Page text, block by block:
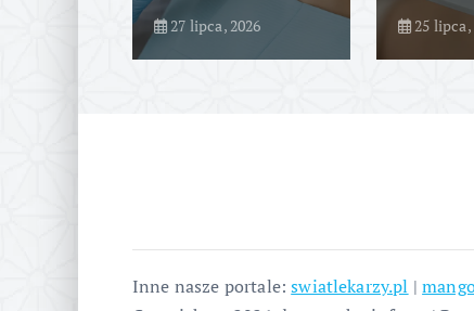
27 lipca, 2026 25 lipca,
Inne nasze portale:swiatlekarzy.pl |